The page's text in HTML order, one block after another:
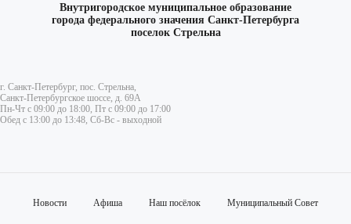
Внутригородское муниципальное образование
города федерального значения Санкт-Петербурга
поселок Стрельна
г. Санкт-Петербург, пос. Стрельна,
Санкт-Петербургское шоссе, д. 69А
Пн-Чт с 09:00 до 18:00, Пт с 09:00 до 17:00
Обед с 13:00 до 13:48, Сб-Вс - выходной
Новости Афиша Наш посёлок Муниципальный Совет